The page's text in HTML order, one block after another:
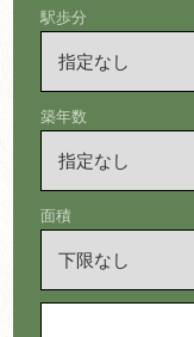
駅歩分
築年数
面積